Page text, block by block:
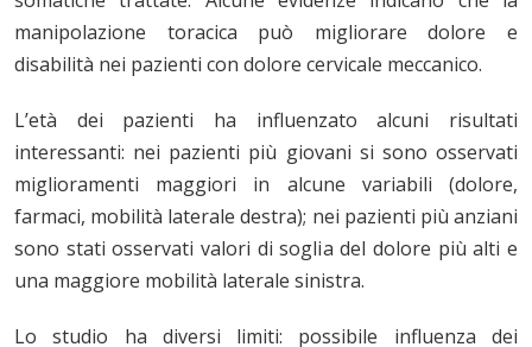
manipolazione toracica può migliorare dolore e
disabilità nei pazienti con dolore cervicale meccanico.
L’età dei pazienti ha influenzato alcuni risultati
interessanti: nei pazienti più giovani si sono osservati
miglioramenti maggiori in alcune variabili (dolore,
farmaci, mobilità laterale destra); nei pazienti più anziani
sono stati osservati valori di soglia del dolore più alti e
una maggiore mobilità laterale sinistra.
Lo studio ha diversi limiti: possibile influenza dei